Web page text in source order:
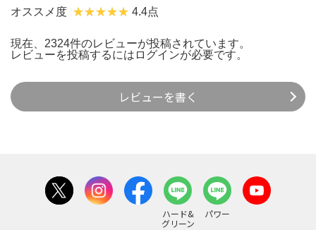
オススメ度 4.4点
現在、2324件のレビューが投稿されています。
レビューを投稿するには ログインが必要です。
レビューを書く
ハード&
グリーン
パワー